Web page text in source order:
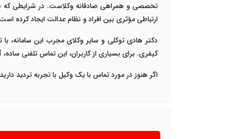
تخصصی و همراهی صادقانه وکلاست. در شرایطی که
ارتباطی مؤثری بین افراد و نظام عدالت ایجاد کرده است
دکتر هادی توکلی و سایر وکلای مجرب این سامانه،
کیفری. برای بسیاری از کاربران، این تماس تلفنی
اگر هنوز در مورد تماس با یک وکیل با تجربه تردید